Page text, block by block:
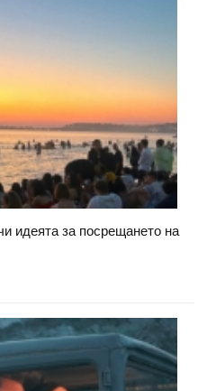
идеята за посрещането на